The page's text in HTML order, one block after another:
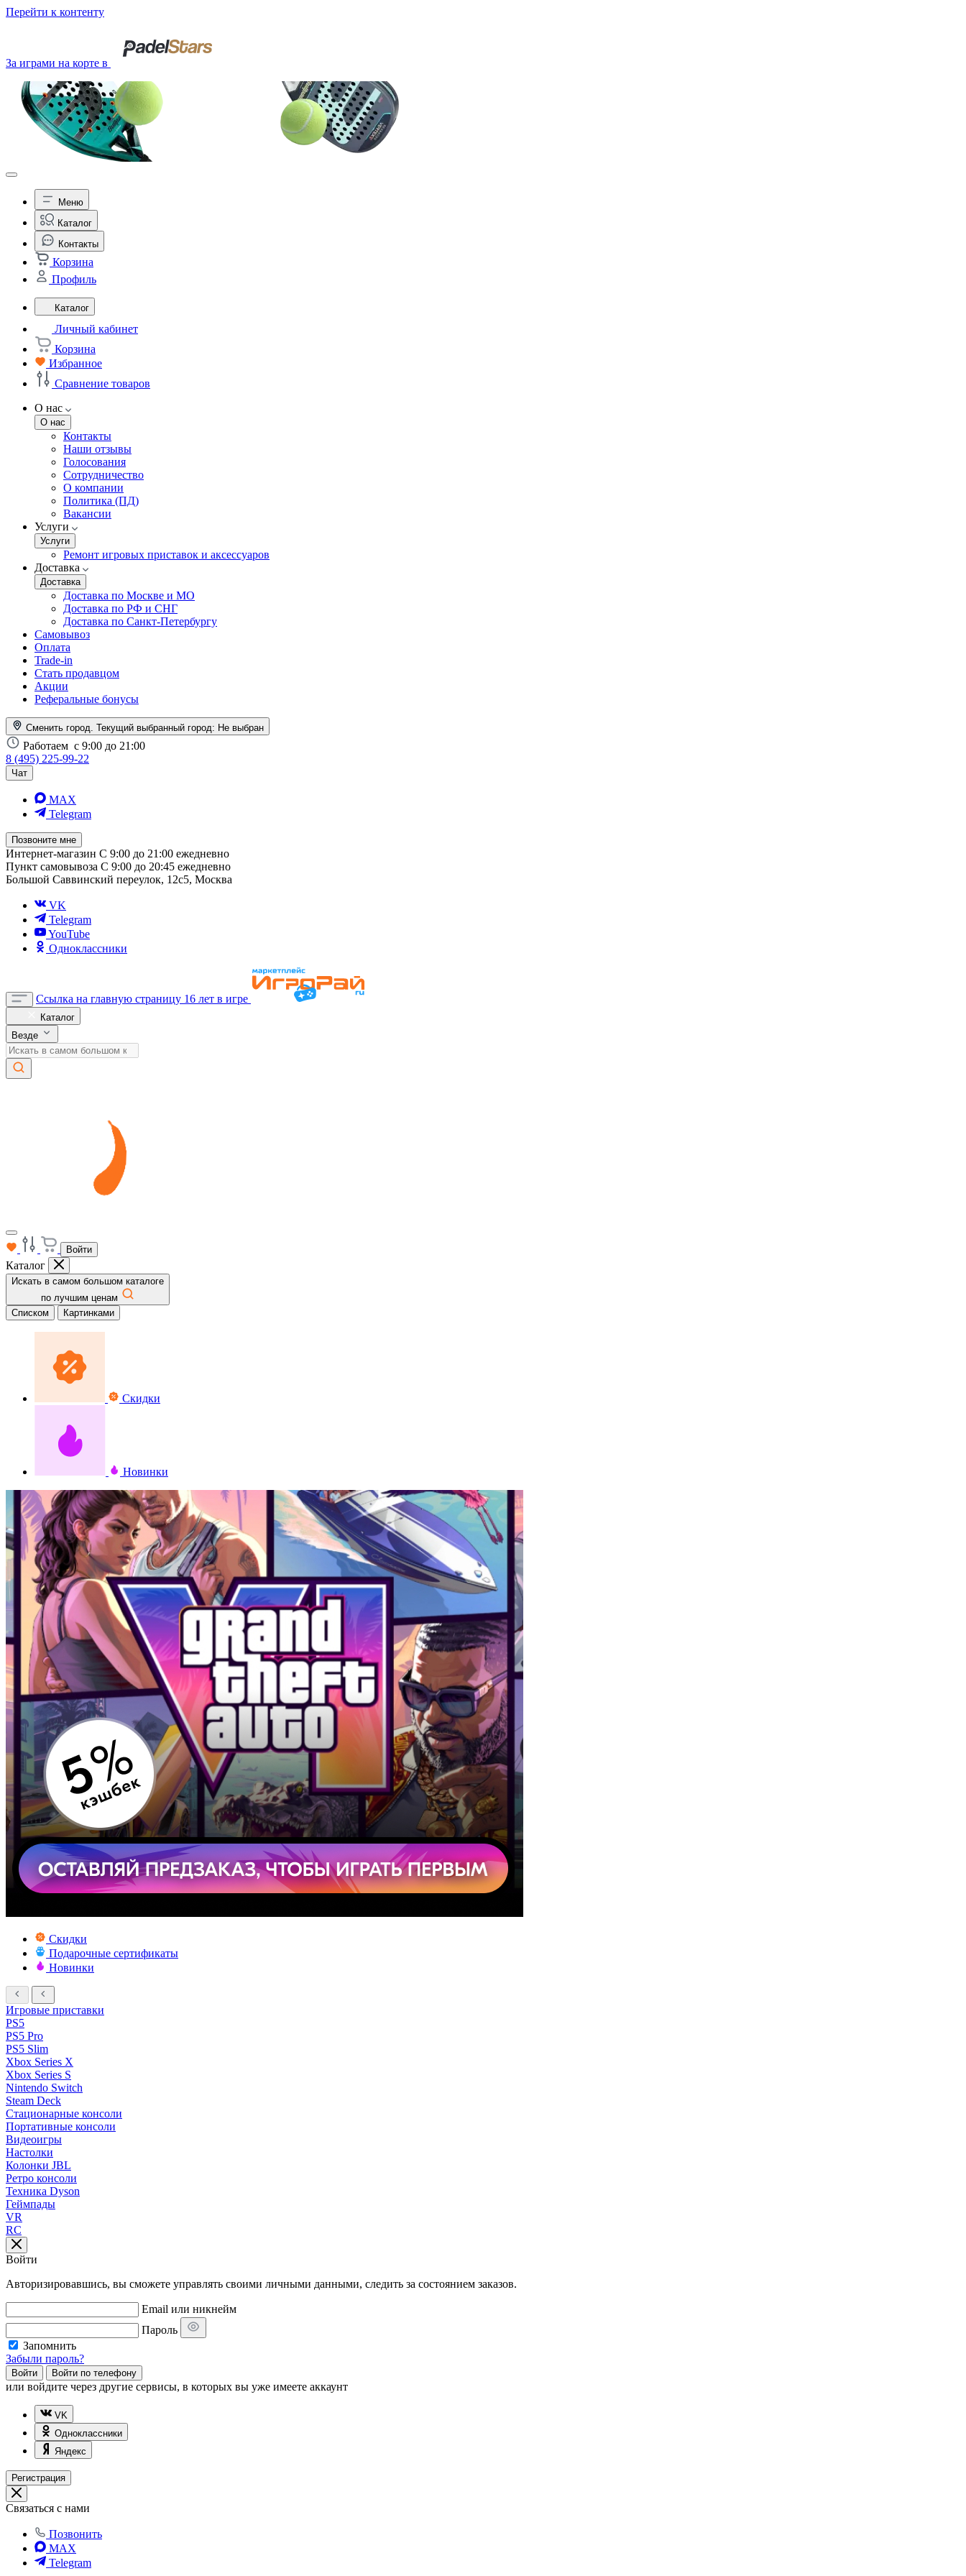
Перейти к контенту
За играми на корте в
Меню
Каталог
Контакты
Корзина
Профиль
Каталог
Личный кабинет
Корзина
Избранное
Сравнение товаров
О нас
О нас
Контакты
Наши отзывы
Голосования
Сотрудничество
О компании
Политика (ПД)
Вакансии
Услуги
Услуги
Ремонт игровых приставок и аксессуаров
Доставка
Доставка
Доставка по Москве и МО
Доставка по РФ и СНГ
Доставка по Санкт-Петербургу
Самовывоз
Оплата
Trade-in
Стать продавцом
Акции
Реферальные бонусы
Сменить город. Текущий выбранный город: Не выбран
Работаем с 9:00 до 21:00
8 (495) 225-99-22
Чат
MAX
Telegram
Позвоните мне
Интернет-магазин С 9:00 до 21:00 ежедневно
Пункт самовывоза С 9:00 до 20:45 ежедневно
Большой Саввинский переулок, 12с5, Москва
VK
Telegram
YouTube
Одноклассники
Ссылка на главную страницу 16 лет в игре
Каталог
Везде
Войти
Каталог
Искать в самом большом каталоге
по лучшим ценам
Списком
Картинками
Скидки
Новинки
Скидки
Подарочные сертификаты
Новинки
Игровые приставки
PS5
PS5 Pro
PS5 Slim
Xbox Series X
Xbox Series S
Nintendo Switch
Steam Deck
Стационарные консоли
Портативные консоли
Видеоигры
Настолки
Колонки JBL
Ретро консоли
Техника Dyson
Геймпады
VR
RC
Войти
Авторизировавшись, вы сможете управлять своими личными данными, следить за состоянием заказов.
Email или никнейм
Пароль
Запомнить
Забыли пароль?
Войти Войти по телефону
или войдите через другие сервисы, в которых вы уже имеете аккаунт
VK
Одноклассники
Яндекс
Регистрация
Связаться с нами
Позвонить
MAX
Telegram